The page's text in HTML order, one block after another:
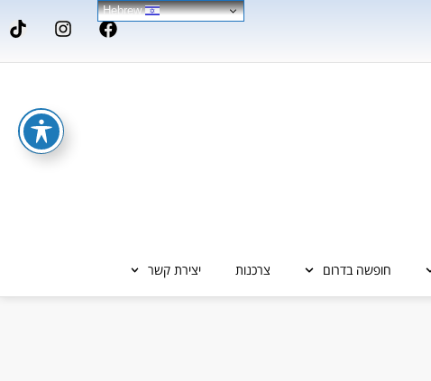
חופשה בדרום צרכנות יצירת קשר
Hebrew